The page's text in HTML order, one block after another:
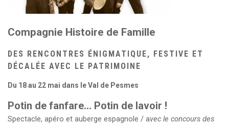
Compagnie Histoire de Famille
DES RENCONTRES ÉNIGMATIQUE, FESTIVE ET
DÉCALÉE AVEC LE PATRIMOINE
Du 18 au 22 mai dans le Val de Pesmes
Potin de fanfare… Potin de lavoir !
Spectacle, apéro et auberge espagnole / avec le concours des